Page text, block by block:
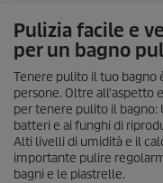
Pulizia facile e
per un bagno
Tenere pulito il tuo bagno
persone. Oltre all'aspetto
per tenere pulito il
batteri e ai funghi di
Alti livelli di umidità e il
importante pulire
bagni e le piastrelle.